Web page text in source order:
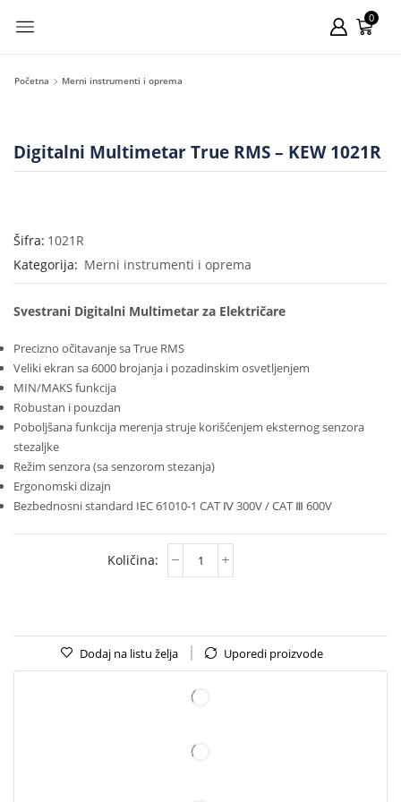
0
Početna Merni instrumenti i oprema
Digitalni Multimetar True RMS – KEW 1021R
Šifra: 1021R
Kategorija: Merni instrumenti i oprema
Svestrani Digitalni Multimetar za Električare
Precizno očitavanje sa True RMS
Veliki ekran sa 6000 brojanja i pozadinskim osvetljenjem
MIN/MAKS funkcija
Robustan i pouzdan
Poboljšana funkcija merenja struje korišćenjem eksternog senzora
stezaljke
Režim senzora (sa senzorom stezanja)
Ergonomski dizajn
Bezbednosni standard IEC 61010-1 CAT Ⅳ 300V / CAT Ⅲ 600V
Dodaj na listu želja Uporedi proizvode